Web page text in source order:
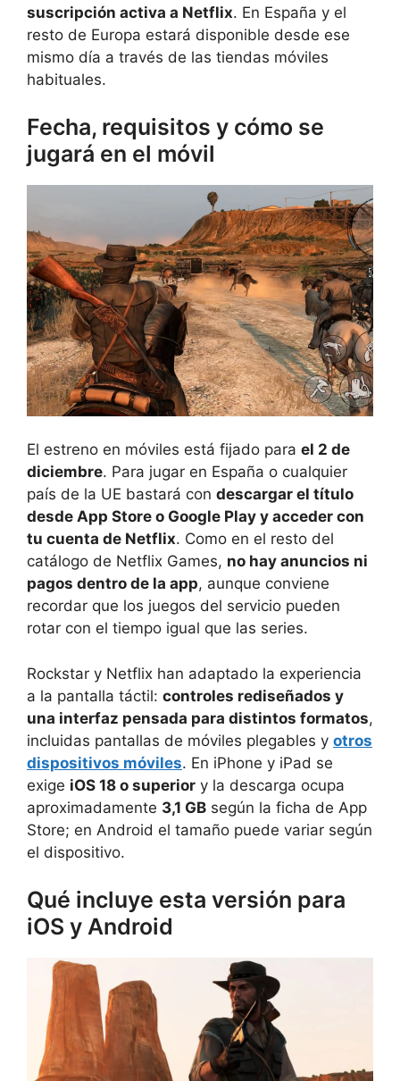
suscripción activa a Netflix. En España y el
resto de Europa estará disponible desde ese
mismo día a través de las tiendas móviles
habituales.
Fecha, requisitos y cómo se
jugará en el móvil
El estreno en móviles está fijado para el 2 de
diciembre. Para jugar en España o cualquier
país de la UE bastará con descargar el título
desde App Store o Google Play y acceder con
tu cuenta de Netflix. Como en el resto del
catálogo de Netflix Games, no hay anuncios ni
pagos dentro de la app, aunque conviene
recordar que los juegos del servicio pueden
rotar con el tiempo igual que las series.
Rockstar y Netflix han adaptado la experiencia
a la pantalla táctil: controles rediseñados y
una interfaz pensada para distintos formatos,
incluidas pantallas de móviles plegables y otros
dispositivos móviles. En iPhone y iPad se
exige iOS 18 o superior y la descarga ocupa
aproximadamente 3,1 GB según la ficha de App
Store; en Android el tamaño puede variar según
el dispositivo.
Qué incluye esta versión para
iOS y Android